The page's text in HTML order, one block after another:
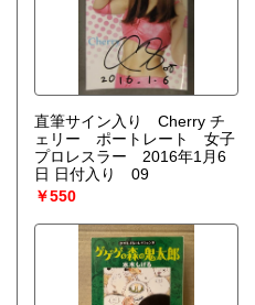
直筆サイン入り Cherry チ
ェリー ポートレート 女子
プロレスラー 2016年1月6
日 日付入り 09
￥550